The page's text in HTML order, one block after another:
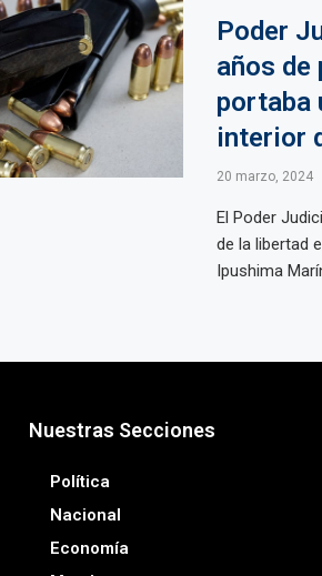
Poder
años de
portaba
interior
20 marzo, 2024
El Poder
de la libertad
Ipushima
Nuestras Secciones
Política
Nacional
Economía